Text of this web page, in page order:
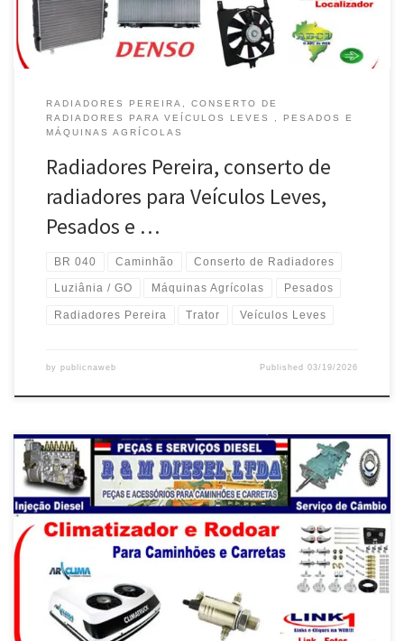
RADIADORES PEREIRA, CONSERTO DE
RADIADORES PARA VEÍCULOS LEVES , PESADOS E
MÁQUINAS AGRÍCOLAS
Radiadores Pereira, conserto de
radiadores para Veículos Leves,
Pesados e …
BR 040 Caminhão Conserto de Radiadores
Luziânia / GO Máquinas Agrícolas Pesados
Radiadores Pereira Trator Veículos Leves
by publicnaweb Published03/19/2026
Na R&M Diesel , Climatizador e Rodoar para caminhões e Carretas
– Br 040 – Luziânia / GO Conserto e Instalação de Climatizador e
Rodoar para caminhões e Carretas – Br 040 – Luziânia / GO
Manutenção e Conserto de Rodoar , caminhões e Carretas – Br
040 – Luziânia […]